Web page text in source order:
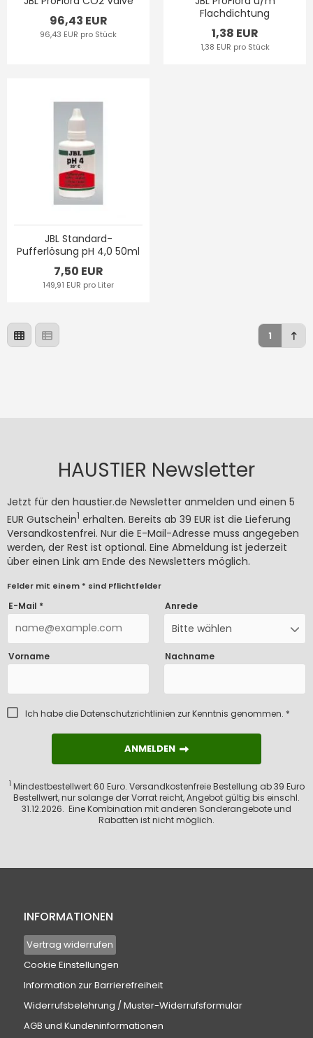
96,43 EUR
96,43 EUR pro Stück
Flachdichtung
1,38 EUR
1,38 EUR pro Stück
JBL Standard-
Pufferlösung pH 4,0 50ml
7,50 EUR
149,91 EUR pro Liter
1
HAUSTIER Newsletter
Jetzt für den haustier.de Newsletter anmelden und einen 5
EUR Gutschein1 erhalten. Bereits ab 39 EUR ist die Lieferung
Versandkostenfrei. Nur die E-Mail-Adresse muss angegeben
werden, der Rest ist optional. Eine Abmeldung ist jederzeit
über einen Link am Ende des Newsletters möglich.
Felder mit einem * sind Pflichtfelder
E-Mail * Anrede
Bitte wählen
Vorname Nachname
Ich habe dieDatenschutzrichtlinien zur Kenntnis genommen. *
ANMELDEN
ANMELDEN
1 Mindestbestellwert 60 Euro. Versandkostenfreie Bestellung ab 39 Euro
Bestellwert, nur solange der Vorrat reicht, Angebot gültig bis einschl.
31.12.2026. Eine Kombination mit anderen Sonderangebote und
Rabatten ist nicht möglich.
INFORMATIONEN
Vertrag widerrufen
Cookie Einstellungen
Information zur Barrierefreiheit
Widerrufsbelehrung / Muster-Widerrufsformular
AGB und Kundeninformationen